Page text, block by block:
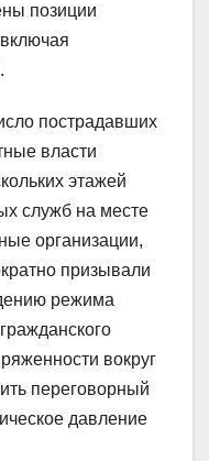
позиции
пострадавших
власти
этажей
служб на месте
организации,
призывали
режима
вокруг
переговорный
давление